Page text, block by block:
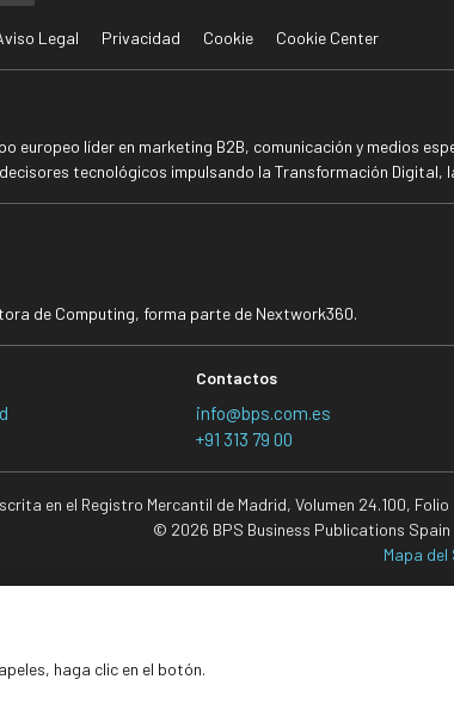
Legal Privacidad Cookie Cookie Center
europeo líder en marketing B2B, comunicación y medios
tecnológicos impulsando la Transformación Digital,
de Computing, forma parte de Nextwork360.
Contactos
info@bps.com.es
+91 313 79 00
en el Registro Mercantil de Madrid, Volumen 24.100,
© 2026 BPS Business Publications
Mapa del
haga clic en el botón.